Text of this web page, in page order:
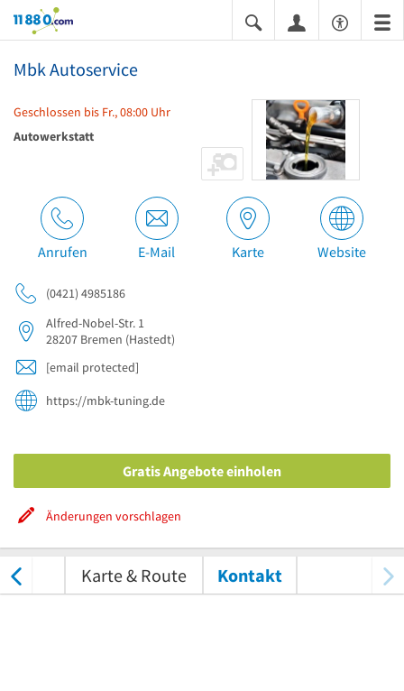
11880.com
Mbk Autoservice
Geschlossen bis Fr., 08:00 Uhr
Autowerkstatt
Anrufen E-Mail Karte Website
(0421) 4985186
Alfred-Nobel-Str. 1
28207 Bremen (Hastedt)
[email protected]
https://mbk-tuning.de
Gratis Angebote einholen
Änderungen vorschlagen
Karte & Route Kontakt